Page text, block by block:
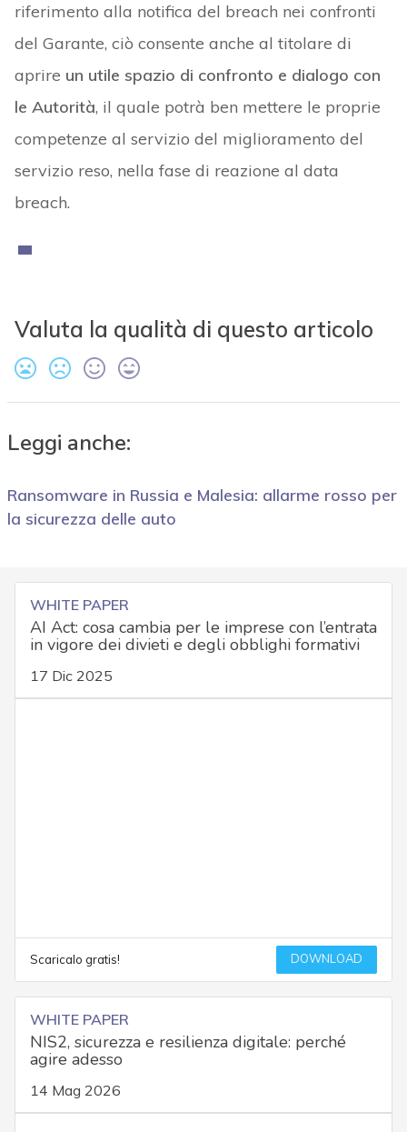
riferimento alla notifica del breach nei confronti
del Garante, ciò consente anche al titolare di
aprire un utile spazio di confronto e dialogo con
le Autorità, il quale potrà ben mettere le proprie
competenze al servizio del miglioramento del
servizio reso, nella fase di reazione al data
breach.
Valuta la qualità di questo articolo
Leggi anche:
Ransomware in Russia e Malesia: allarme rosso per
la sicurezza delle auto
WHITE PAPER
AI Act: cosa cambia per le imprese con l’entrata
in vigore dei divieti e degli obblighi formativi
17 Dic 2025
Scaricalo gratis! DOWNLOAD
WHITE PAPER
NIS2, sicurezza e resilienza digitale: perché
agire adesso
14 Mag 2026